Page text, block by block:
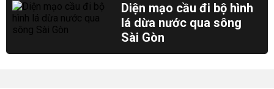
Diện mạo cầu đi bộ hình
lá dừa nước qua sông
Sài Gòn